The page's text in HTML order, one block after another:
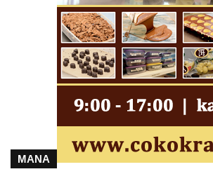
Porcelánová fontána v areálu Českého
porcelánu v Dubí
Kašna v parku před kostelem
Neposkvrněného početí Panny Marie v
Kašna na nádvoří Tereziných lázní v Dubí
Kašna u Nerudovy studánky v Běhánkách
Vodní kaskáda pod schodištěm u jižní
MANA